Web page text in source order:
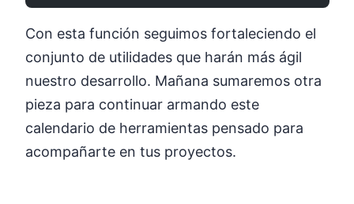
Con esta función seguimos fortaleciendo el
conjunto de utilidades que harán más ágil
nuestro desarrollo. Mañana sumaremos otra
pieza para continuar armando este
calendario de herramientas pensado para
acompañarte en tus proyectos.